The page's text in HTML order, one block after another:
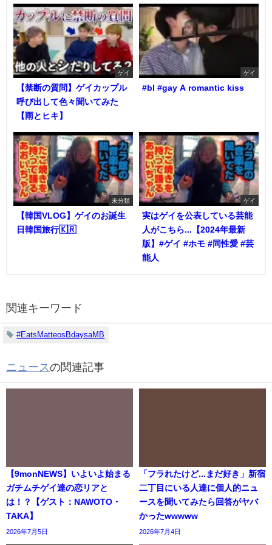
ゲイ
【禁断の質問】ゲイカップル
呼び出して色々聞いてみた
【雨とヒキ】
ゲイ
#bl #gay A romantic kiss
未分類
【韓国VLOG】ゲイのお誕生
日韓国旅行🇰🇷
ゲイ
実はゲイを公表している芸能
人がこちら...【2024年最新
版】#ゲイ #ホモ #同性愛 #芸
能人
関連キーワード
#EatsMatteosBdaysaMB
ニュースの関連記事
【9monNEWS】いよいよ始まる
ガチムチゲイ達の恋リアと
は！？【ゲスト：NAWOTO・
TAKA】
2026年7月5日
「フラれたけど...まだ好き」新宿
二丁目にいる人達に個人的ニュ
ースを聞いてみたら回答がヤバ
かったwwwww
2026年7月4日